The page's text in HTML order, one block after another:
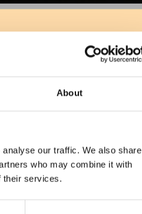
About
our traffic. We also share
who may combine it with
their services.